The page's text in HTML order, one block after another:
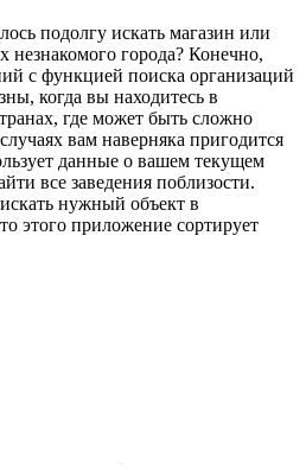
подолгу искать магазин или
незнакомого города? Конечно,
с функцией поиска организаций
когда вы находитесь в
где может быть сложно
вам наверняка пригодится
данные о вашем текущем
все заведения поблизости.
нужный объект в
этого приложение сортирует